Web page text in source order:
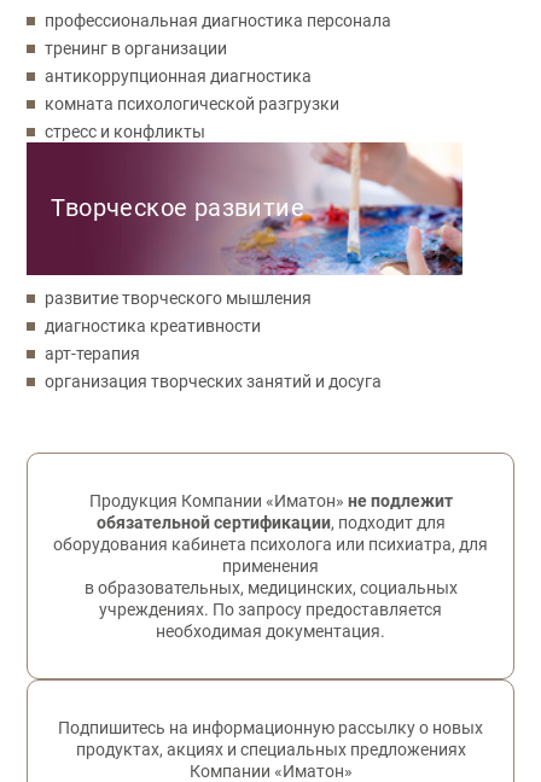
профессиональная диагностика персонала
тренинг в организации
антикоррупционная диагностика
комната психологической разгрузки
стресс и конфликты
Творческое развитие
развитие творческого мышления
диагностика креативности
арт-терапия
организация творческих занятий и досуга
Обратная связь
Продукция Компании «Иматон» не подлежит
обязательной сертификации, подходит для
оборудования кабинета психолога или психиатра, для
применения
в образовательных, медицинских, социальных
учреждениях. По запросу предоставляется
необходимая документация.
Подпишитесь на информационную рассылку о новых
продуктах, акциях и специальных предложениях
Компании «Иматон»